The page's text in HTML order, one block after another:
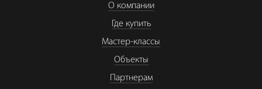
О компании
Где купить
Мастер-классы
Объекты
Партнерам